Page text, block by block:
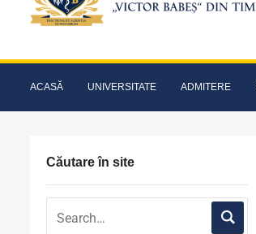
ACASĂ UNIVERSITATE ADMITERE
Căutare în site